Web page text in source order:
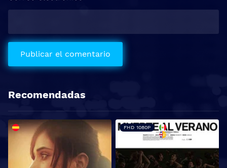
Recomendadas
FHD 1080P